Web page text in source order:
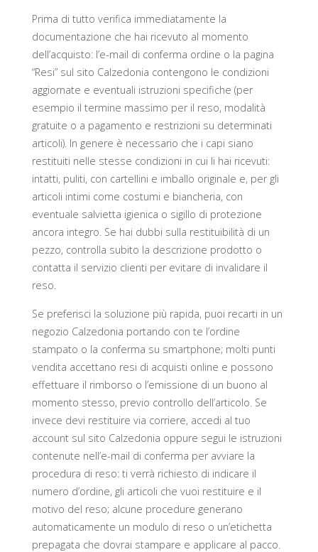
Prima di tutto verifica immediatamente la
documentazione che hai ricevuto al momento
dell’acquisto: l’e-mail di conferma ordine o la pagina
“Resi” sul sito Calzedonia contengono le condizioni
aggiornate e eventuali istruzioni specifiche (per
esempio il termine massimo per il reso, modalità
gratuite o a pagamento e restrizioni su determinati
articoli). In genere è necessario che i capi siano
restituiti nelle stesse condizioni in cui li hai ricevuti:
intatti, puliti, con cartellini e imballo originale e, per gli
articoli intimi come costumi e biancheria, con
eventuale salvietta igienica o sigillo di protezione
ancora integro. Se hai dubbi sulla restituibilità di un
pezzo, controlla subito la descrizione prodotto o
contatta il servizio clienti per evitare di invalidare il
reso.
Se preferisci la soluzione più rapida, puoi recarti in un
negozio Calzedonia portando con te l’ordine
stampato o la conferma su smartphone; molti punti
vendita accettano resi di acquisti online e possono
effettuare il rimborso o l’emissione di un buono al
momento stesso, previo controllo dell’articolo. Se
invece devi restituire via corriere, accedi al tuo
account sul sito Calzedonia oppure segui le istruzioni
contenute nell’e-mail di conferma per avviare la
procedura di reso: ti verrà richiesto di indicare il
numero d’ordine, gli articoli che vuoi restituire e il
motivo del reso; alcune procedure generano
automaticamente un modulo di reso o un’etichetta
prepagata che dovrai stampare e applicare al pacco.